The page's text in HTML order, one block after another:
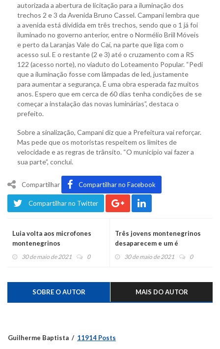
autorizada a abertura de licitação para a iluminação dos
trechos 2 e 3 da Avenida Bruno Cassel. Campani lembra que
a avenida está dividida em três trechos, sendo que o 1 já foi
iluminado no governo anterior, entre o Normélio Briil Móveis
e perto da Laranjas Vale do Caí, na parte que liga com o
acesso sul. E o restante (2 e 3) até o cruzamento com a RS
122 (acesso norte), no viaduto do Loteamento Popular. “Pedi
que a iluminação fosse com lâmpadas de led, justamente
para aumentar a segurança. É uma obra esperada faz muitos
anos. Espero que em cerca de 60 dias tenha condições de se
começar a instalação das novas luminárias”, destaca o
prefeito.
Sobre a sinalização, Campani diz que a Prefeitura vai reforçar.
Mas pede que os motoristas respeitem os limites de
velocidade e as regras de trânsito. “O município vai fazer a
sua parte”, conclui.
Compartilhar Compartilhar no Facebook
Compartilhar no Twitter
Luia volta aos microfones
montenegrinos
30 de maio de 2021 0
Três jovens montenegrinos
desaparecem e um é
encontrado morto
30 de maio de 2021 0
SOBRE O AUTOR MAIS DO AUTOR
Guilherme Baptista 11914 Posts